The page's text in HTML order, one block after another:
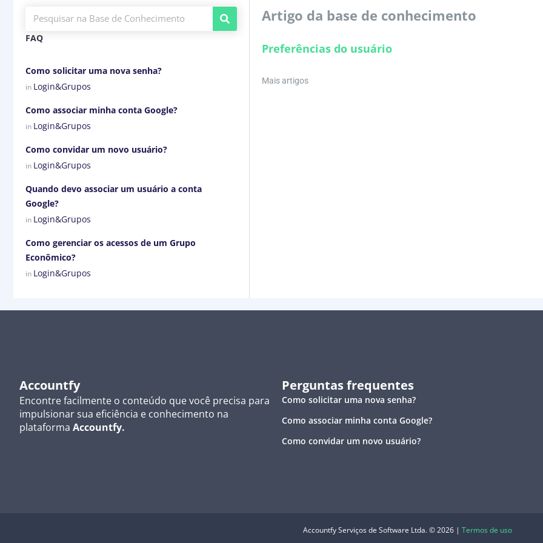
FAQ
Como solicitar uma nova senha?
in Login&Grupos
Como associar minha conta Google?
in Login&Grupos
Como convidar um novo usuário?
in Login&Grupos
Quando devo associar um usuário a conta
Google?
in Login&Grupos
Como gerenciar os acessos de um Grupo
Econômico?
in Login&Grupos
Artigo da base de conhecimento
Preferências do usuário
Mais artigos
Accountfy
Encontre facilmente o conteúdo que você precisa para
impulsionar sua eficiência e conhecimento na
plataforma Accountfy.
Perguntas frequentes
Como solicitar uma nova senha?
Como associar minha conta Google?
Como convidar um novo usuário?
Accountfy Serviços de Software Ltda. © 2026 | Termos de uso